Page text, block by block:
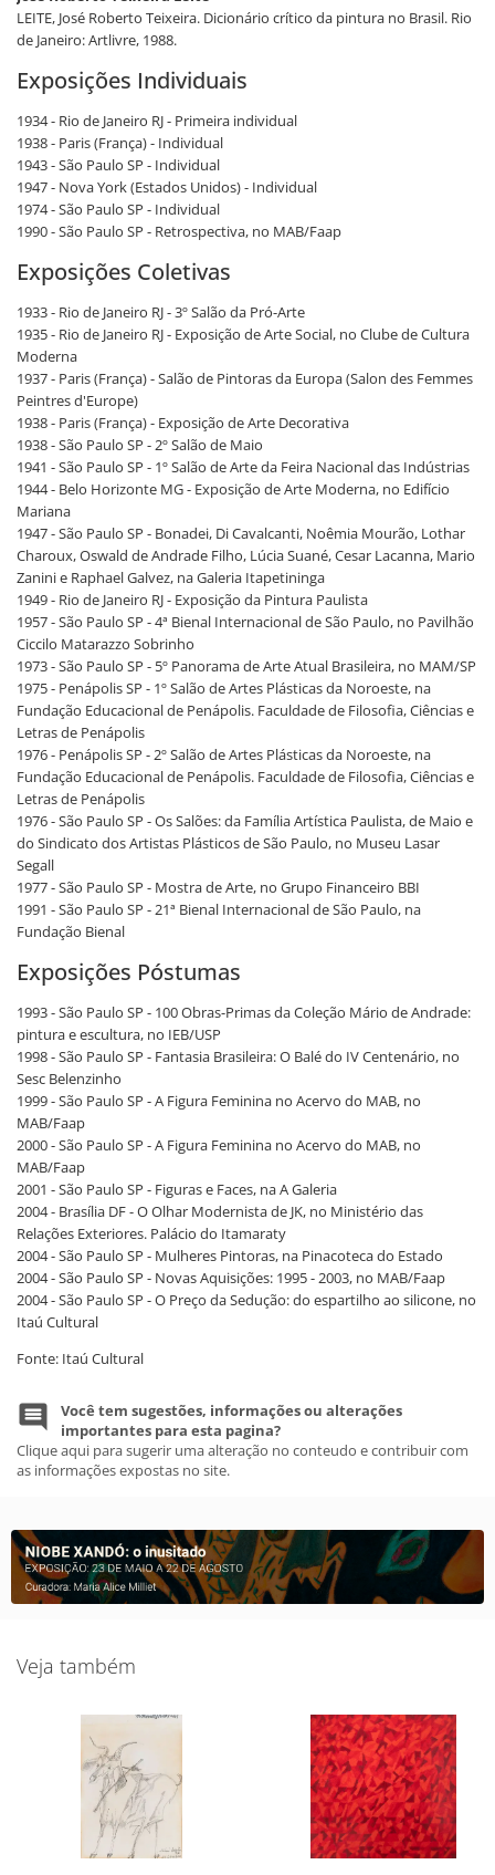
LEITE, José Roberto Teixeira. Dicionário crítico da pintura no Brasil. Rio
de Janeiro: Artlivre, 1988.
Exposições Individuais
1934 - Rio de Janeiro RJ - Primeira individual
1938 - Paris (França) - Individual
1943 - São Paulo SP - Individual
1947 - Nova York (Estados Unidos) - Individual
1974 - São Paulo SP - Individual
1990 - São Paulo SP - Retrospectiva, no MAB/Faap
Exposições Coletivas
1933 - Rio de Janeiro RJ - 3º Salão da Pró-Arte
1935 - Rio de Janeiro RJ - Exposição de Arte Social, no Clube de Cultura
Moderna
1937 - Paris (França) - Salão de Pintoras da Europa (Salon des Femmes
Peintres d'Europe)
1938 - Paris (França) - Exposição de Arte Decorativa
1938 - São Paulo SP - 2º Salão de Maio
1941 - São Paulo SP - 1º Salão de Arte da Feira Nacional das Indústrias
1944 - Belo Horizonte MG - Exposição de Arte Moderna, no Edifício
Mariana
1947 - São Paulo SP - Bonadei, Di Cavalcanti, Noêmia Mourão, Lothar
Charoux, Oswald de Andrade Filho, Lúcia Suané, Cesar Lacanna, Mario
Zanini e Raphael Galvez, na Galeria Itapetininga
1949 - Rio de Janeiro RJ - Exposição da Pintura Paulista
1957 - São Paulo SP - 4ª Bienal Internacional de São Paulo, no Pavilhão
Ciccilo Matarazzo Sobrinho
1973 - São Paulo SP - 5º Panorama de Arte Atual Brasileira, no MAM/SP
1975 - Penápolis SP - 1º Salão de Artes Plásticas da Noroeste, na
Fundação Educacional de Penápolis. Faculdade de Filosofia, Ciências e
Letras de Penápolis
1976 - Penápolis SP - 2º Salão de Artes Plásticas da Noroeste, na
Fundação Educacional de Penápolis. Faculdade de Filosofia, Ciências e
Letras de Penápolis
1976 - São Paulo SP - Os Salões: da Família Artística Paulista, de Maio e
do Sindicato dos Artistas Plásticos de São Paulo, no Museu Lasar
Segall
1977 - São Paulo SP - Mostra de Arte, no Grupo Financeiro BBI
1991 - São Paulo SP - 21ª Bienal Internacional de São Paulo, na
Fundação Bienal
Exposições Póstumas
1993 - São Paulo SP - 100 Obras-Primas da Coleção Mário de Andrade:
pintura e escultura, no IEB/USP
1998 - São Paulo SP - Fantasia Brasileira: O Balé do IV Centenário, no
Sesc Belenzinho
1999 - São Paulo SP - A Figura Feminina no Acervo do MAB, no
MAB/Faap
2000 - São Paulo SP - A Figura Feminina no Acervo do MAB, no
MAB/Faap
2001 - São Paulo SP - Figuras e Faces, na A Galeria
2004 - Brasília DF - O Olhar Modernista de JK, no Ministério das
Relações Exteriores. Palácio do Itamaraty
2004 - São Paulo SP - Mulheres Pintoras, na Pinacoteca do Estado
2004 - São Paulo SP - Novas Aquisições: 1995 - 2003, no MAB/Faap
2004 - São Paulo SP - O Preço da Sedução: do espartilho ao silicone, no
Itaú Cultural
Fonte: Itaú Cultural
Você tem sugestões, informações ou alterações
importantes para esta pagina?
Clique aqui para sugerir uma alteração no conteudo e contribuir com
as informações expostas no site.
Veja também